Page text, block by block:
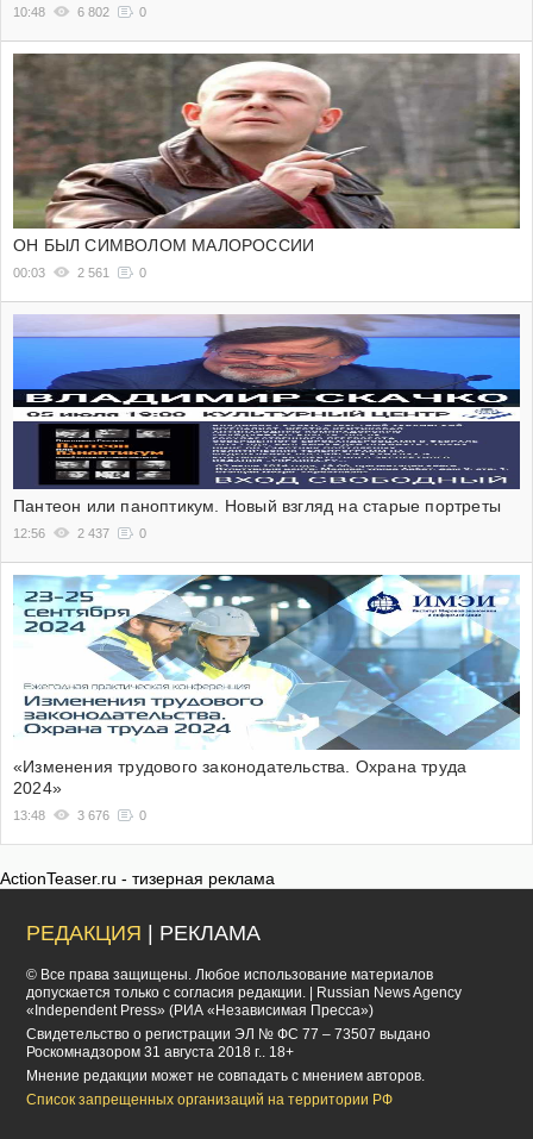
10:48 6 802 0
ОН БЫЛ СИМВОЛОМ МАЛОРОССИИ
00:03 2 561 0
Пантеон или паноптикум. Новый взгляд на старые портреты
12:56 2 437 0
«Изменения трудового законодательства. Охрана труда
2024»
13:48 3 676 0
ActionTeaser.ru - тизерная реклама
РЕДАКЦИЯ | РЕКЛАМА
© Все права защищены. Любое использование материалов
допускается только с согласия редакции. | Russian News Agency
«Independent Press» (РИА «Независимая Пресса»)
Cвидетельство о регистрации ЭЛ № ФС 77 – 73507 выдано
Роскомнадзором 31 августа 2018 г.. 18+
Мнение редакции может не совпадать с мнением авторов.
Список запрещенных организаций на территории РФ